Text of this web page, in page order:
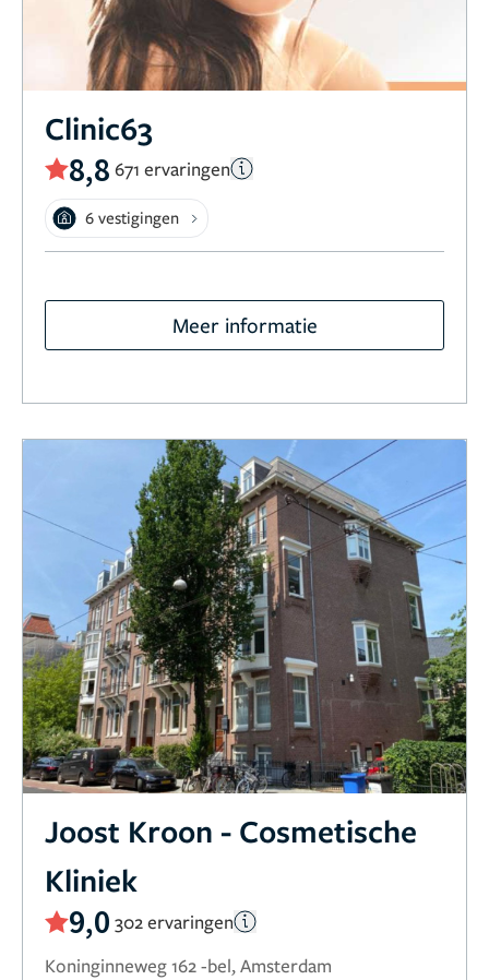
Clinic63
8,8 671 ervaringen
6 vestigingen
Meer informatie
Joost Kroon - Cosmetische
Kliniek
9,0 302 ervaringen
Koninginneweg 162 -bel, Amsterdam